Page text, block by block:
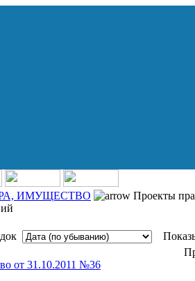
ИМУЩЕСТВО
Проекты
от 31.10.2011 №36